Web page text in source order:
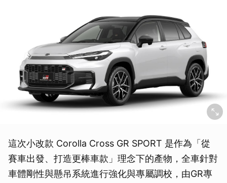
這次小改款 Corolla Cross GR SPORT 是作為「從
賽車出發、打造更棒車款」理念下的產物，全車針對
車體剛性與懸吊系統進行強化與專屬調校，由GR專